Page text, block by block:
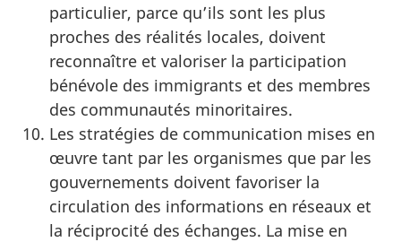
particulier, parce qu’ils sont les plus
proches des réalités locales, doivent
reconnaître et valoriser la participation
bénévole des immigrants et des membres
des communautés minoritaires.
Les stratégies de communication mises en
œuvre tant par les organismes que par les
gouvernements doivent favoriser la
circulation des informations en réseaux et
la réciprocité des échanges. La mise en